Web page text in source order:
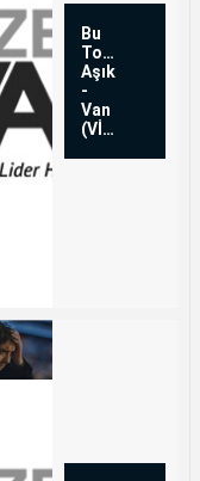
Bu
Topraklara
Aşık
-
Van
(VİDEO)